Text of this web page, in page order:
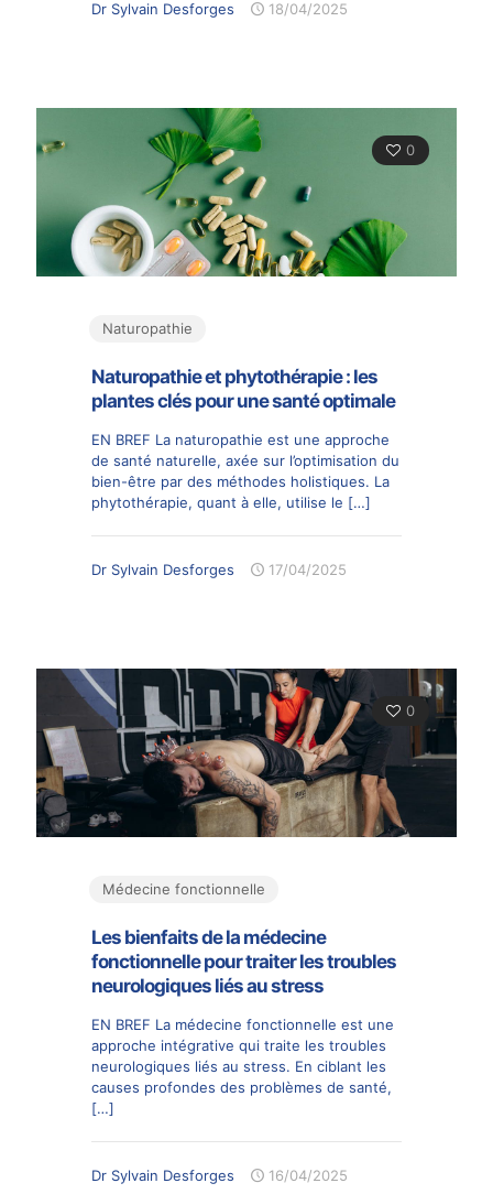
Dr Sylvain Desforges 18/04/2025
0
Naturopathie
Naturopathie et phytothérapie : les
plantes clés pour une santé optimale
EN BREF La naturopathie est une approche
de santé naturelle, axée sur l’optimisation du
bien-être par des méthodes holistiques. La
phytothérapie, quant à elle, utilise le […]
Dr Sylvain Desforges 17/04/2025
0
Médecine fonctionnelle
Les bienfaits de la médecine
fonctionnelle pour traiter les troubles
neurologiques liés au stress
EN BREF La médecine fonctionnelle est une
approche intégrative qui traite les troubles
neurologiques liés au stress. En ciblant les
causes profondes des problèmes de santé,
[…]
Dr Sylvain Desforges 16/04/2025